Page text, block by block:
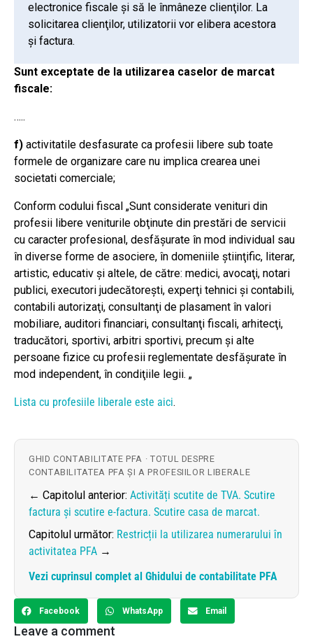
electronice fiscale şi să le înmâneze clienţilor. La
solicitarea clienţilor, utilizatorii vor elibera acestora
şi factura.
Sunt exceptate de la utilizarea caselor de marcat
fiscale:
…..
f) activitatile desfasurate ca profesii libere sub toate
formele de organizare care nu implica crearea unei
societati comerciale;
Conform codului fiscal „Sunt considerate venituri din
profesii libere veniturile obţinute din prestări de servicii
cu caracter profesional, desfăşurate în mod individual sau
în diverse forme de asociere, în domeniile ştiinţific, literar,
artistic, educativ şi altele, de către: medici, avocaţi, notari
publici, executori judecătoreşti, experţi tehnici şi contabili,
contabili autorizaţi, consultanţi de plasament în valori
mobiliare, auditori financiari, consultanţi fiscali, arhitecţi,
traducători, sportivi, arbitri sportivi, precum şi alte
persoane fizice cu profesii reglementate desfăşurate în
mod independent, în condiţiile legii. „
Lista cu profesiile liberale este aici.
GHID CONTABILITATE PFA · TOTUL DESPRE
CONTABILITATEA PFA ȘI A PROFESIILOR LIBERALE
← Capitolul anterior: Activități scutite de TVA. Scutire
factura și scutire e-factura. Scutire casa de marcat.
Capitolul următor: Restricții la utilizarea numerarului în
activitatea PFA →
Vezi cuprinsul complet al Ghidului de contabilitate PFA
Facebook WhatsApp Email
Leave a comment